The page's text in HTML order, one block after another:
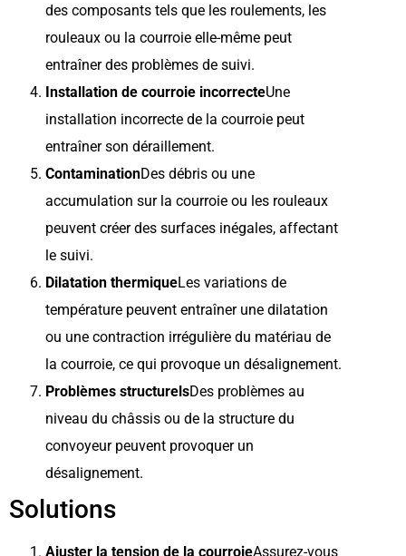
des composants tels que les roulements, les
rouleaux ou la courroie elle-même peut
entraîner des problèmes de suivi.
Installation de courroie incorrecteUne
installation incorrecte de la courroie peut
entraîner son déraillement.
ContaminationDes débris ou une
accumulation sur la courroie ou les rouleaux
peuvent créer des surfaces inégales, affectant
le suivi.
Dilatation thermiqueLes variations de
température peuvent entraîner une dilatation
ou une contraction irrégulière du matériau de
la courroie, ce qui provoque un désalignement.
Problèmes structurelsDes problèmes au
niveau du châssis ou de la structure du
convoyeur peuvent provoquer un
désalignement.
Solutions
Ajuster la tension de la courroieAssurez-vous